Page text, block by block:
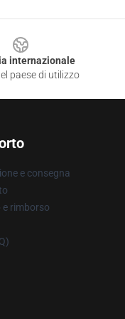
internazionale
paese di utilizzo
e consegna
rimborso